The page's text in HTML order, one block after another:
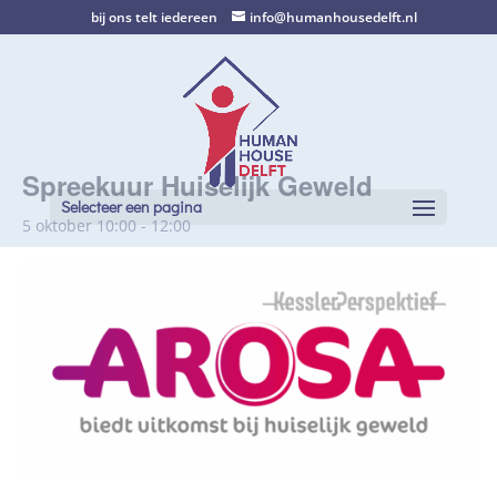
bij ons telt iedereen info@humanhousedelft.nl
Selecteer een pagina
Spreekuur Huiselijk Geweld
5 oktober 10:00 - 12:00